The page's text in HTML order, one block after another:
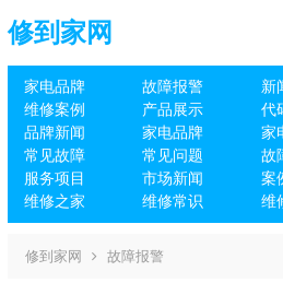
修到家网
家电品牌 故障报警 新
维修案例
产品展示 代
品牌新闻
家电品牌 家
常见故障
常见问题 故
服务项目
市场新闻 案
维修之家
维修常识 维
修到家网 故障报警